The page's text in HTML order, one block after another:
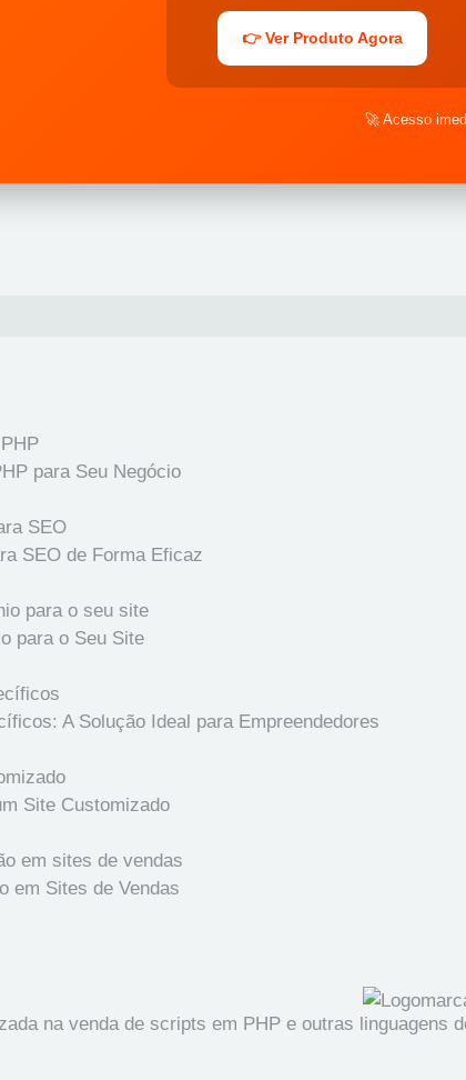
👉 Ver Produto Agora
🚀 Acesso
para Seu Negócio
SEO de Forma Eficaz
para o Seu Site
A Solução Ideal para Empreendedores
Site Customizado
em Sites de Vendas
na venda de scripts em PHP e outras linguagens